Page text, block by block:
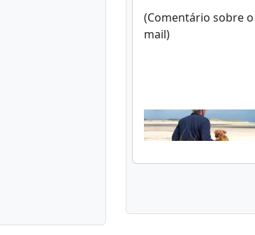
(Comentário sobre o
mail)